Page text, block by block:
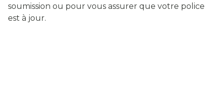
soumission ou pour vous assurer que votre police
est à jour.